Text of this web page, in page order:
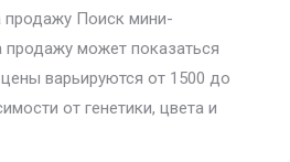
продажу Поиск мини-
может показаться
варьируются от 1500 до
от генетики, цвета и